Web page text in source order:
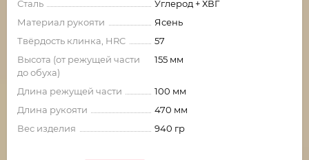
Сталь
Углерод + ХВГ
Материал рукояти
Ясень
Твёрдость клинка, HRC
57
Высота (от режущей части
до обуха)
155 мм
Длина режущей части
100 мм
Длина рукояти
470 мм
Вес изделия
940 гр